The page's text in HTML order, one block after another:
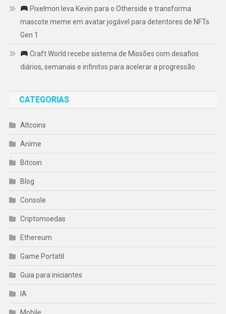
Pixelmon leva Kevin para o Otherside e transforma
mascote meme em avatar jogável para detentores de NFTs
Gen 1
Craft World recebe sistema de Missões com desafios
diários, semanais e infinitos para acelerar a progressão
CATEGORIAS
Altcoins
Anime
Bitcoin
Blog
Console
Criptomoedas
Ethereum
Game Portatil
Guia para iniciantes
IA
Mobile